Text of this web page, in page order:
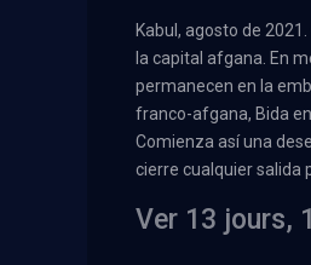
Kabul, agosto de
la capital afgana. En
permanecen en la
franco-afgana, Bida
Comienza así una
cierre cualquier salida
Ver 13 jours,